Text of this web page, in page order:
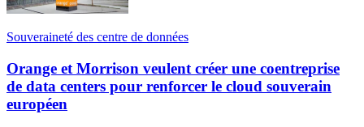
Souveraineté des centre de données
Orange et Morrison veulent créer une coentreprise
de data centers pour renforcer le cloud souverain
européen